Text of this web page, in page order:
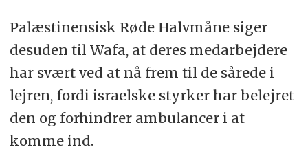
Palæstinensisk Røde Halvmåne siger
desuden til Wafa, at deres medarbejdere
har svært ved at nå frem til de sårede i
lejren, fordi israelske styrker har belejret
den og forhindrer ambulancer i at
komme ind.